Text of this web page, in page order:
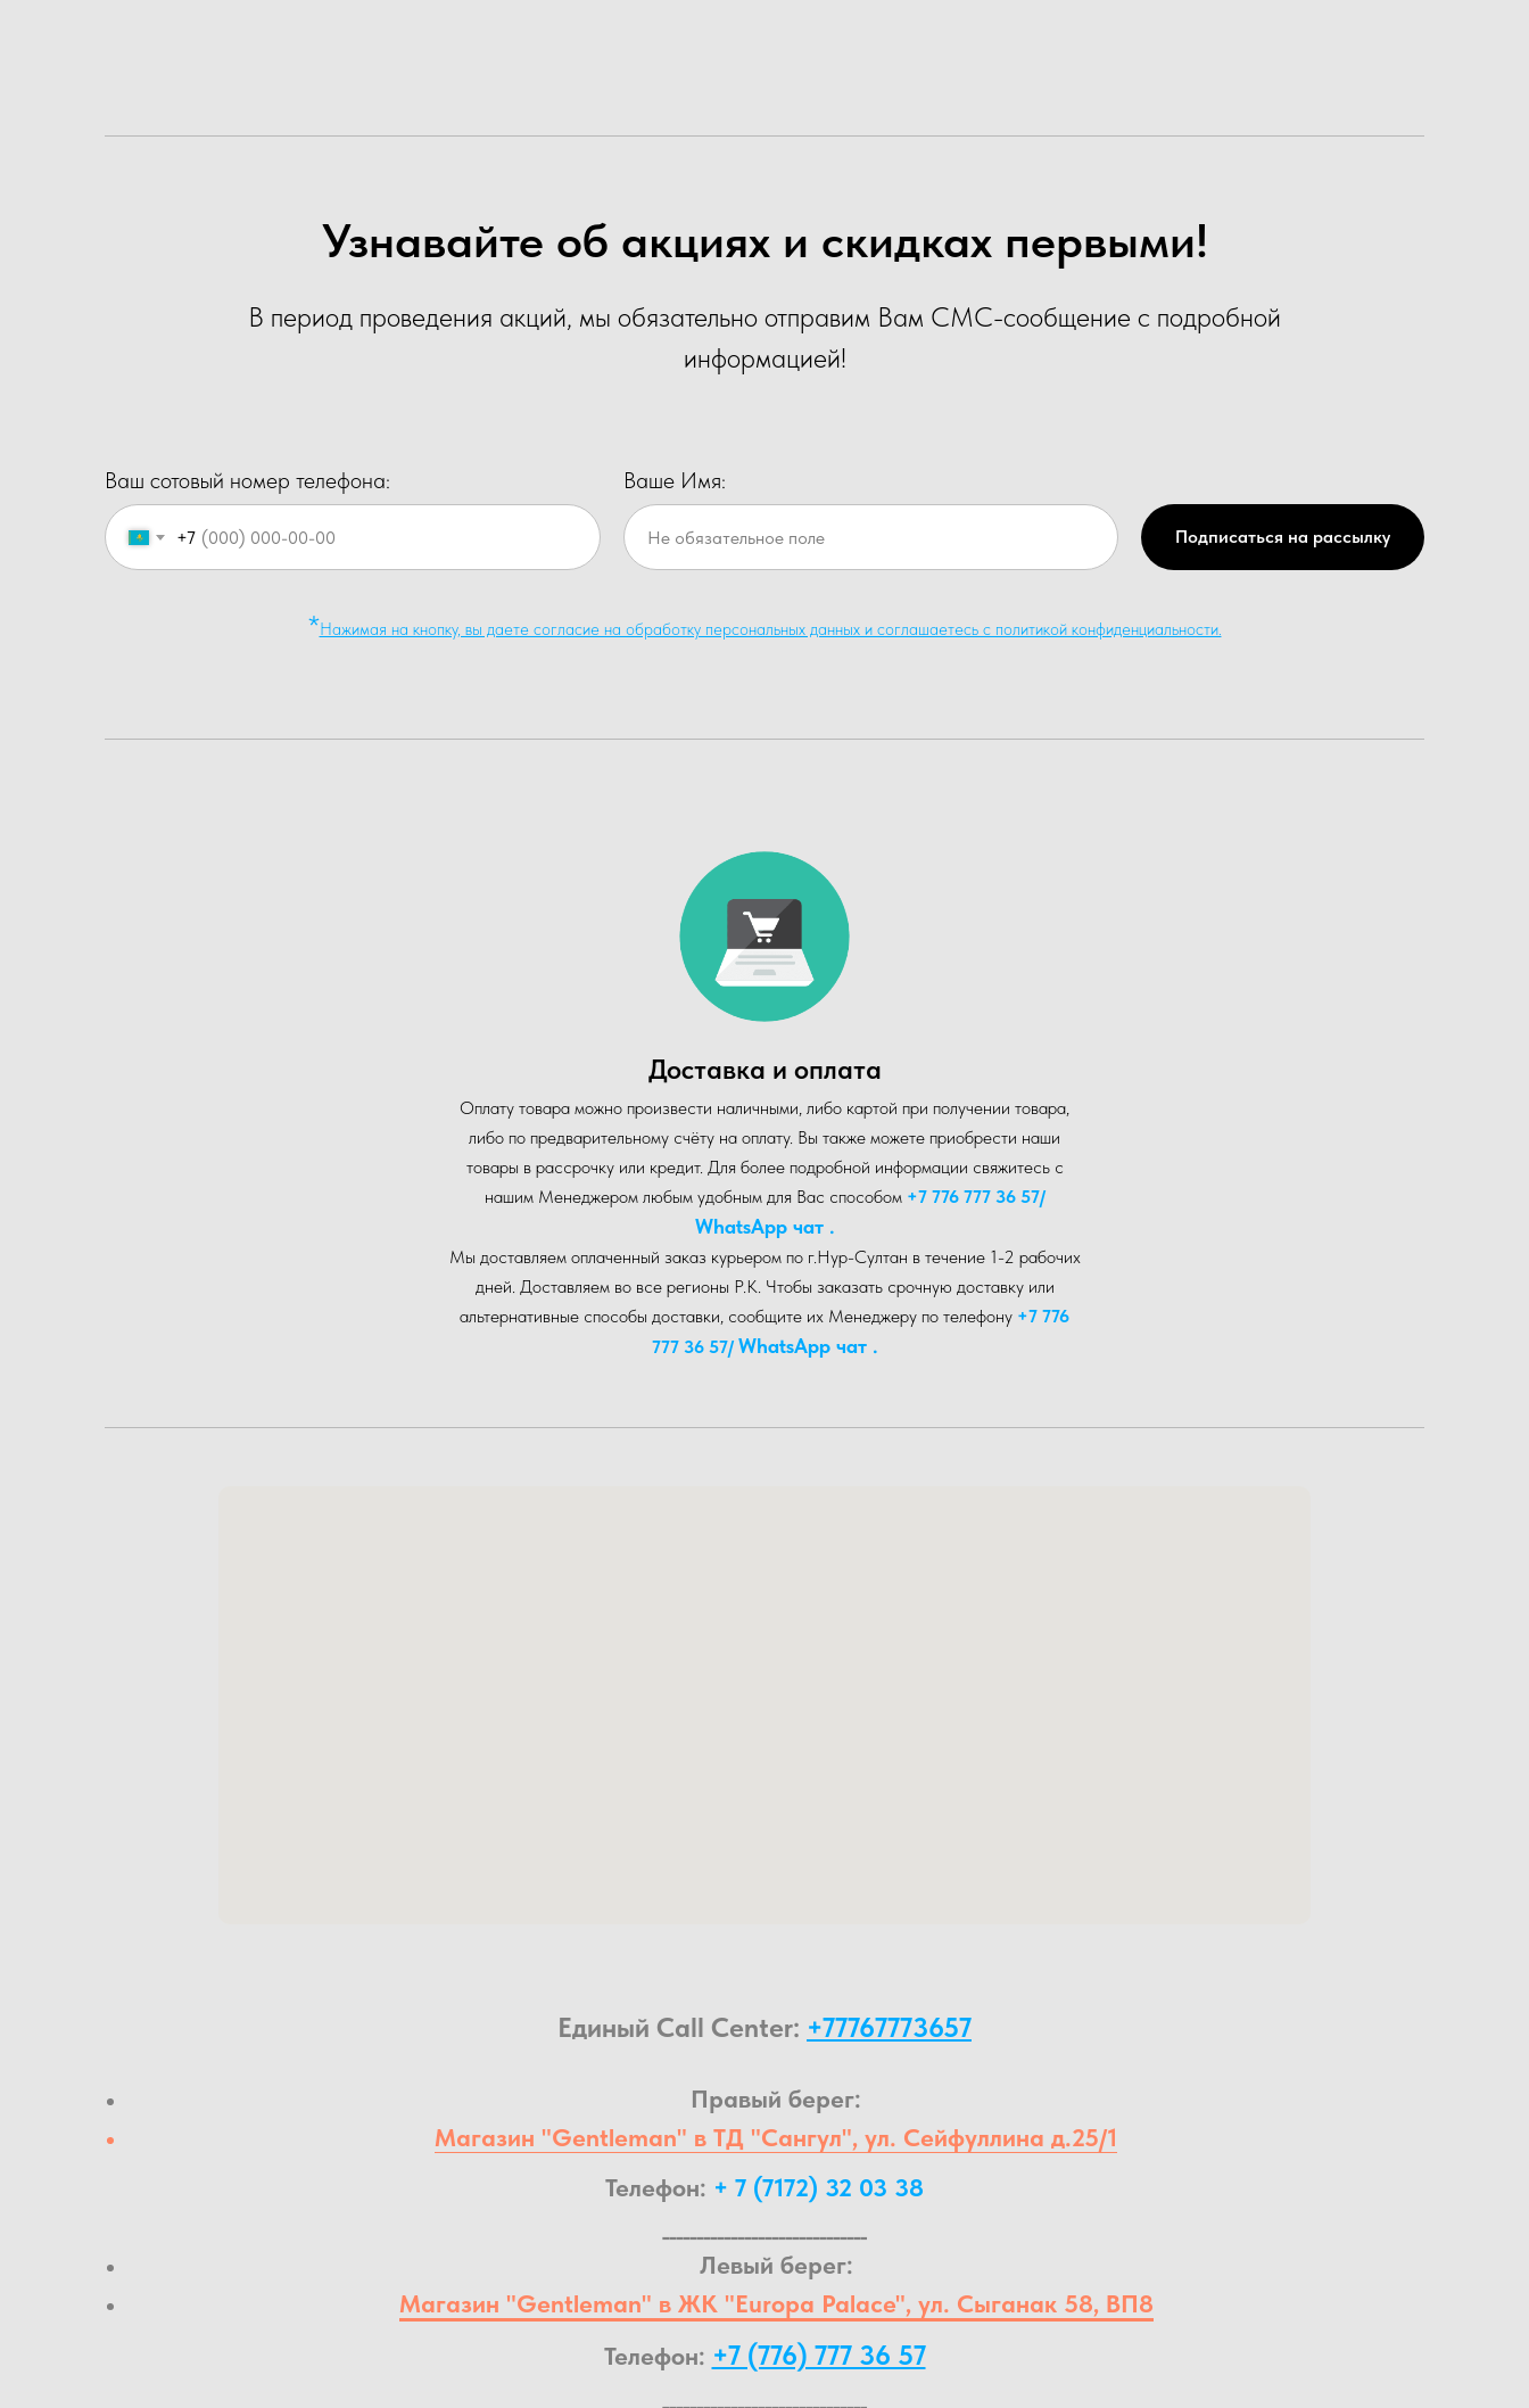
Узнавайте об акциях и скидках первыми!
В период проведения акций, мы обязательно отправим Вам СМС-сообщение с подробной
информацией!
Ваш сотовый номер телефона:
+7
Ваше Имя:
Подписаться на рассылку
*Нажимая на кнопку, вы даете согласие на обработку персональных данных и соглашаетесь c политикой конфиденциальности.
Доставка и оплата
Оплату товара можно произвести наличными, либо картой при получении товара,
либо по предварительному счёту на оплату. Вы также можете приобрести наши
товары в рассрочку или кредит. Для более подробной информации свяжитесь с
нашим Менеджером любым удобным для Вас способом +7 776 777 36 57/
WhatsA pp чат .
Мы доставляем оплаченный заказ курьером по г.Нур-Cултан в течение 1-2 рабочих
дней. Доставляем во все регионы Р.К. Чтобы заказать срочную доставку или
альтернативные способы доставки, сообщите их Менеджеру по телефону +7 776
777 36 57/WhatsA pp чат .
Единый Call Center: +77767773657
Правый берег:
Магазин "Gentleman" в ТД "Сангул", ул. Сейфуллина д.25/1
Телефон: + 7 (7172) 32 03 38
Левый берег:
Магазин "Gentleman" в ЖК "Europa Palace", ул. Сыганак 58, ВП8
Телефон: +7 (776) 777 36 57